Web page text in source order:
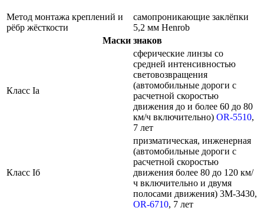
Метод монтажа креплений и
рёбр жёсткости
самопроникающие заклёпки
5,2 мм Henrob
Маски знаков
Класс Ia
сферические линзы со
средней интенсивностью
световозвращения
(автомобильные дороги с
расчетной скоростью
движения до и более 60 до 80
км/ч включительно) OR-5510,
7 лет
Класс Iб
призматическая, инженерная
(автомобильные дороги с
расчетной скоростью
движения более 80 до 120 км/
ч включительно и двумя
полосами движения) 3M-3430,
OR-6710, 7 лет